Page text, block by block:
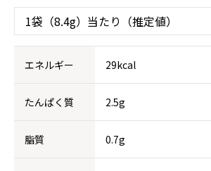
エネルギー 29kcal
たんぱく質 2.5g
脂質 0.7g